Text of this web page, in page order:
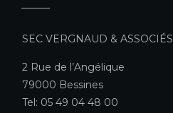
SEC VERGNAUD & ASSOCIÉS
2 Rue de l’Angélique
79000 Bessines
Tel: 05 49 04 48 00